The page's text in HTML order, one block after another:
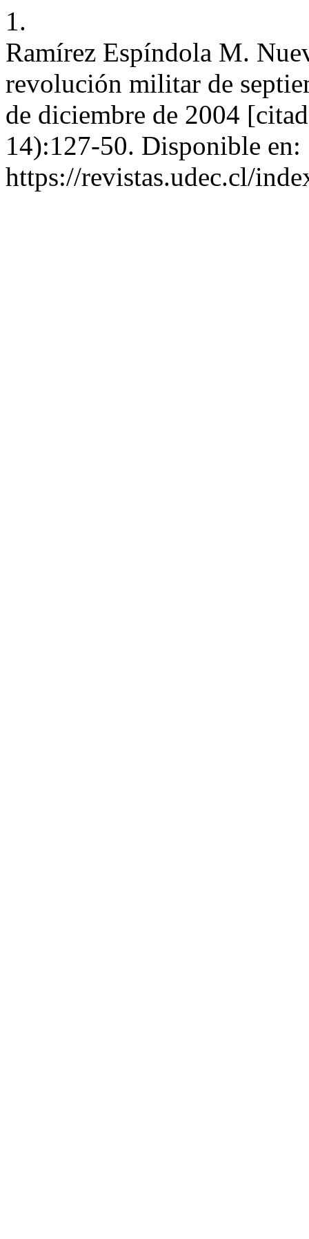
1.
Ramírez Espíndola M.
revolución militar de
de diciembre de 2004
14):127-50. Disponible en:
https://revistas.udec.cl/